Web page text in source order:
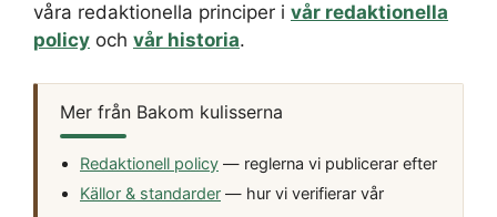
våra redaktionella principer i vår redaktionella
policy och vår historia.
Mer från Bakom kulisserna
Redaktionell policy — reglerna vi publicerar efter
Källor & standarder — hur vi verifierar vår